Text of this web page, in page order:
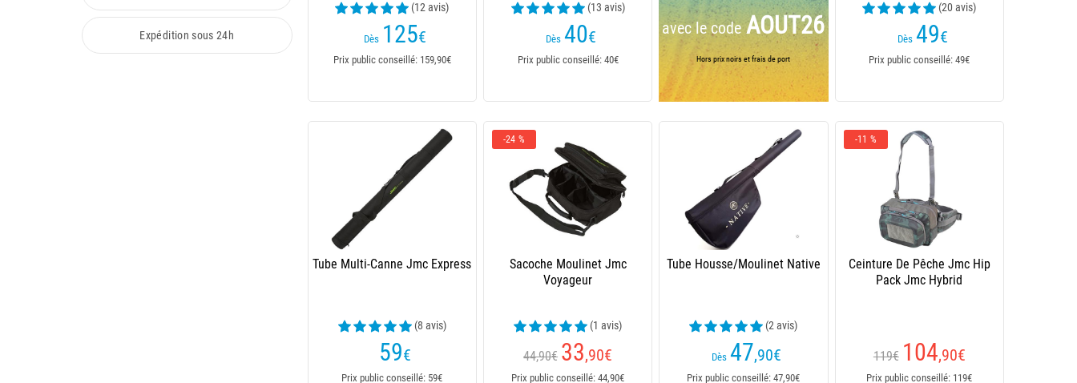
Expédition sous 24h
(12 avis)
Dès 125€
Prix public conseillé: 159,90€
(13 avis)
Dès 40€
Prix public conseillé: 40€
avec le code AOUT26
Hors prix noirs et frais de port
(20 avis)
Dès 49€
Prix public conseillé: 49€
Tube Multi-Canne Jmc Express
(8 avis)
59€
Prix public conseillé: 59€
-24 %
Sacoche Moulinet Jmc
Voyageur
(1 avis)
44,90€ 33,90€
Prix public conseillé: 44,90€
Tube Housse/Moulinet Native
(2 avis)
Dès 47,90€
Prix public conseillé: 47,90€
-11 %
Ceinture De Pêche Jmc Hip
Pack Jmc Hybrid
119€ 104,90€
Prix public conseillé: 119€